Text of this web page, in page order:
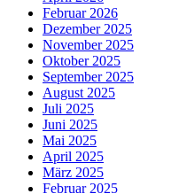
Februar 2026
Dezember 2025
November 2025
Oktober 2025
September 2025
August 2025
Juli 2025
Juni 2025
Mai 2025
April 2025
März 2025
Februar 2025